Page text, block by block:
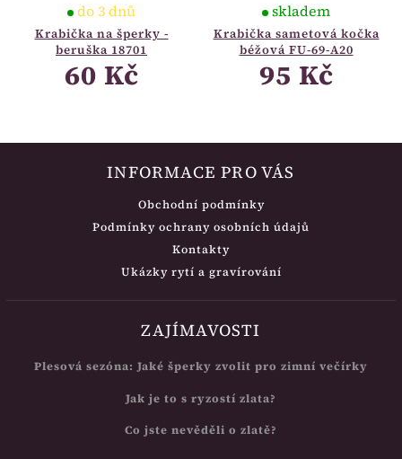
Krabička na šperky -
beruška 18701
do 3 dnů
60 Kč
Krabička sametová kočka
béžová FU-69-A20
skladem
95 Kč
INFORMACE PRO VÁS
Obchodní podmínky
Podmínky ochrany osobních údajů
Kontakty
Ukázky rytí a gravírování
ZAJÍMAVOSTI
Plesová sezóna: Jaké šperky zvolit pro zimní večírky
Jak je to s ryzostí zlata?
Co jste nevěděli o zlatě?